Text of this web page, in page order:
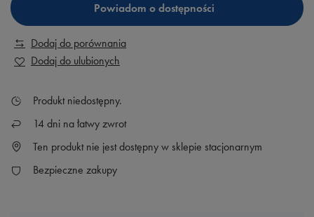
Powiadom o dostępności
Dodaj do porównania
Dodaj do ulubionych
Produkt niedostępny
14 dni na łatwy zwrot
Ten produkt nie jest dostępny w sklepie stacjonarnym
Bezpieczne zakupy